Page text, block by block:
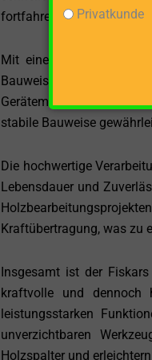
fortfahren können.
Mit einem Gewicht von
Bauweise macht es
Gerätemaße von 98 cm
stabile Bauweise
Die hochwertige
Lebensdauer und
Kraftübertragung, was zu
Insgesamt ist der
kraftvolle und dennoch
leistungsstarken
unverzichtbaren
Holzspalter und
Privatkunde